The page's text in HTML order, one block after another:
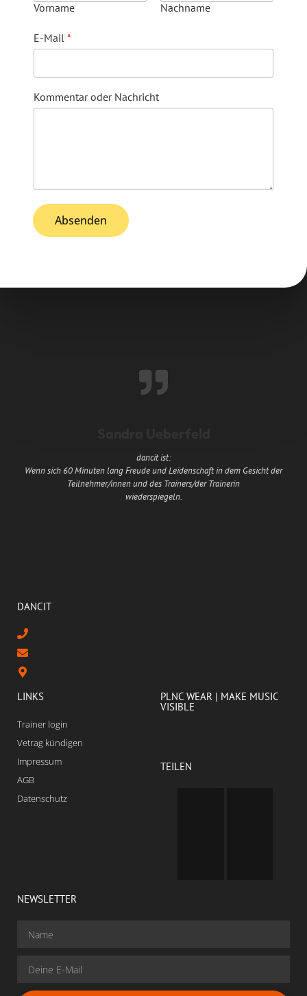
Vorname Nachname
E-Mail *
Kommentar oder Nachricht
Absenden
dancit ist:
Wenn sich 60 Minuten lang Freude und Leidenschaft in dem Gesicht der
Teilnehmer/innen und des Trainers/der Trainerin
wiederspiegeln.
DANCIT
LINKS
Trainer login
Vetrag kündigen
Impressum
AGB
Datenschutz
PLNC WEAR | MAKE MUSIC
VISIBLE
TEILEN
NEWSLETTER